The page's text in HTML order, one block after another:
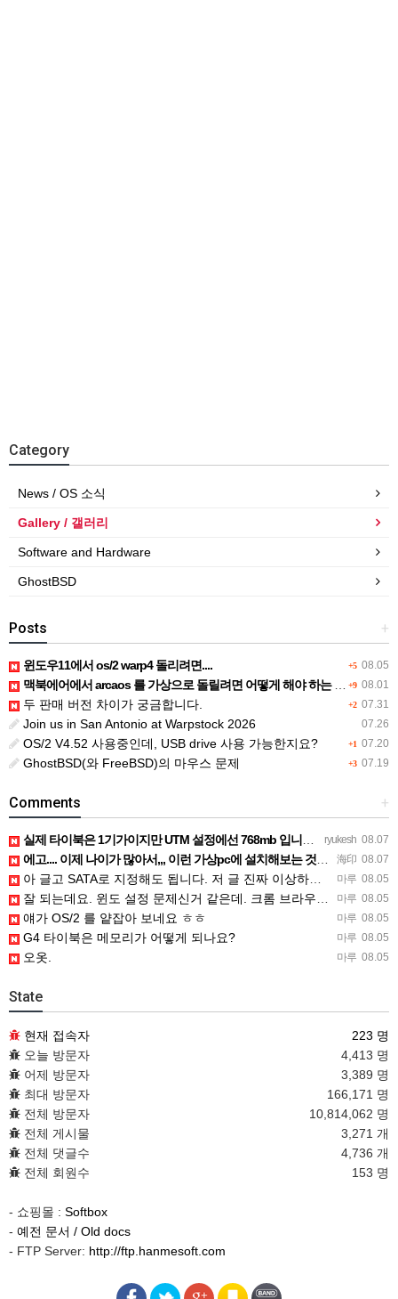
Category
News / OS 소식
Gallery / 갤러리
Software and Hardware
GhostBSD
+
Posts
+5 08.05
윈도우11에서 os/2 warp4 돌리려면....
+9 08.01
맥북에어에서 arcaos 를 가상으로 돌릴려면 어떻게 해야 하는 지요?
+2 07.31
두 판매 버전 차이가 궁금합니다.
07.26
Join us in San Antonio at Warpstock 2026
+1 07.20
OS/2 V4.52 사용중인데, USB drive 사용 가능한지요?
+3 07.19
GhostBSD(와 FreeBSD)의 마우스 문제
+
Comments
ryukesh 08.07
실제 타이북은 1기가이지만 UTM 설정에선 768mb 입니다. 1기가나 그 보다 넘게 설정하면 UTM 에뮬레…
海印 08.07
에고.... 이제 나이가 많아서,,, 이런 가상pc에 설치해보는 것도 귀찮군요.. ㅎㅎ 날씨도 덥고.....…
마루 08.05
아 글고 SATA로 지정해도 됩니다. 저 글 진짜 이상하네요. 옛날꺼 퍼와서 그런거 같은데요.
마루 08.05
잘 되는데요. 윈도 설정 문제신거 같은데. 크롬 브라우저나 파폭으로 해 보세요
마루 08.05
얘가 OS/2 를 얕잡아 보네요 ㅎㅎ
마루 08.05
G4 타이북은 메모리가 어떻게 되나요?
마루 08.05
오옷.
State
현재 접속자
223 명
오늘 방문자
4,413 명
어제 방문자
3,389 명
최대 방문자
166,171 명
전체 방문자
10,814,062 명
전체 게시물
3,271 개
전체 댓글수
4,736 개
전체 회원수
153 명
- 쇼핑몰 : Softbox
- 예전 문서 / Old docs
- FTP Server: http://ftp.hanmesoft.com